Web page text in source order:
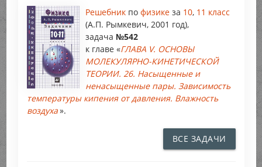
Решебник по физике за 10, 11 класс
(А.П. Рымкевич, 2001 год),
задача №542
к главе «ГЛАВА V. ОСНОВЫ
МОЛЕКУЛЯРНО-КИНЕТИЧЕСКОЙ
ТЕОРИИ. 26. Насыщенные и
ненасыщенные пары. Зависимость
температуры кипения от давления. Влажность
воздуха».
ВСЕ ЗАДАЧИ